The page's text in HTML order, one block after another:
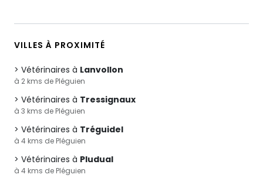
VILLES À PROXIMITÉ
Vétérinaires à Lanvollon
à 2 kms de Pléguien
Vétérinaires à Tressignaux
à 3 kms de Pléguien
Vétérinaires à Tréguidel
à 4 kms de Pléguien
Vétérinaires à Pludual
à 4 kms de Pléguien